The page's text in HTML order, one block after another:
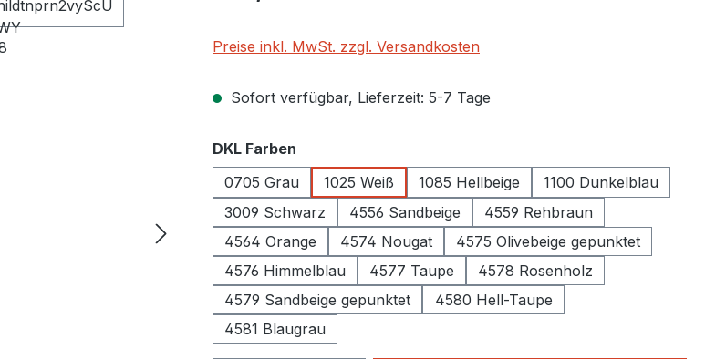
Preise inkl. MwSt. zzgl. Versandkosten
Sofort verfügbar, Lieferzeit: 5-7 Tage
DKL Farben
0705 Grau
1025 Weiß 1085 Hellbeige
1100 Dunkelblau
3009 Schwarz
4556 Sandbeige
4559 Rehbraun
4564 Orange
4574 Nougat
4575 Olivebeige gepunktet
4576 Himmelblau
4577 Taupe
4578 Rosenholz
4579 Sandbeige gepunktet
4580 Hell-Taupe
4581 Blaugrau